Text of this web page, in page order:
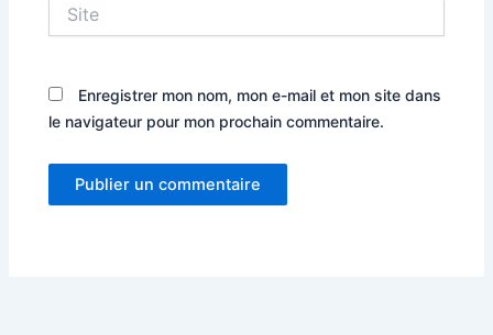
Enregistrer mon nom, mon e-mail et mon site dans
le navigateur pour mon prochain commentaire.